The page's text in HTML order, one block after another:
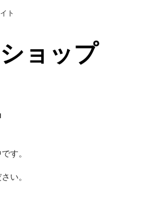
ト
ョップ
す。
い。